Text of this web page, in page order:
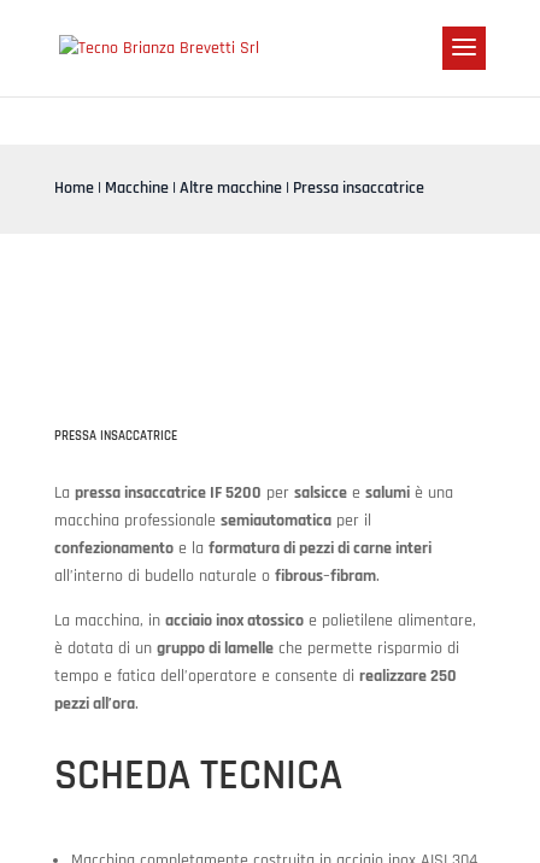
Home| Macchine| Altre macchine| Pressa insaccatrice
PRESSA INSACCATRICE
La pressa insaccatrice IF 5200 per salsiccee salumiè una
macchina professionale semiautomaticaper il
confezionamentoe la formatura di pezzi di carne interi
all’interno di budello naturale o fibrous–fibram.
La macchina, in acciaio inox atossicoe polietilene alimentare,
è dotata di un gruppo di lamelleche permette risparmio di
tempo e fatica dell’operatore e consente di realizzare 250
pezzi all’ora.
SCHEDA TECNICA